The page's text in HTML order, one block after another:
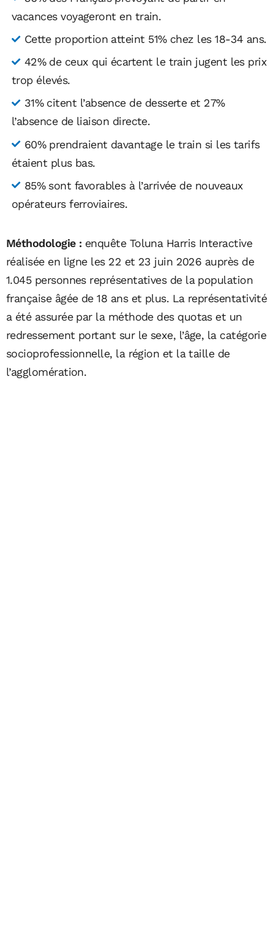
vacances voyageront en train.
Cette proportion atteint 51% chez les 18-34 ans.
42% de ceux qui écartent le train jugent les prix
trop élevés.
31% citent l’absence de desserte et 27%
l’absence de liaison directe.
60% prendraient davantage le train si les tarifs
étaient plus bas.
85% sont favorables à l’arrivée de nouveaux
opérateurs ferroviaires.
Méthodologie :enquête Toluna Harris Interactive
réalisée en ligne les 22 et 23 juin 2026 auprès de
1.045 personnes représentatives de la population
française âgée de 18 ans et plus. La représentativité
a été assurée par la méthode des quotas et un
redressement portant sur le sexe, l’âge, la catégorie
socioprofessionnelle, la région et la taille de
l’agglomération.